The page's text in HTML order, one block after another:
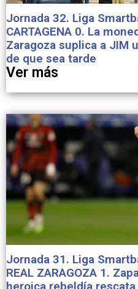
Jornada 32. Liga
CARTAGENA 0. La
Zaragoza suplica a JIM
de que sea tarde
Ver más
Jornada 31. Liga
REAL ZARAGOZA 1.